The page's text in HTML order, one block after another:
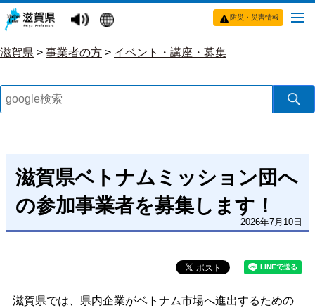
防災・災害情報
滋賀県 > 事業者の方 > イベント・講座・募集
滋賀県ベトナムミッション団へ
の参加事業者を募集します！
2026年7月10日
滋賀県では、県内企業がベトナム市場へ進出するための